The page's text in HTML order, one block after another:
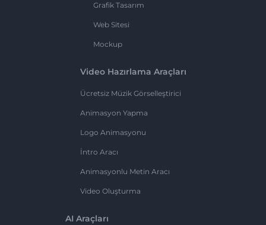
Grafik Tasarım
Web Sitesi
Mockup
Video Hazırlama Araçları
Ücretsiz Müzik Görselleştirici
Animasyon Yapma
Logo Animasyonu
İntro Aracı
Animasyonlu Metin Aracı
Video Oluşturma
AI Araçları